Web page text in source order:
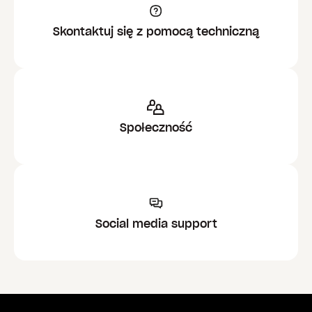
Skontaktuj się z pomocą techniczną
Społeczność
Social media support